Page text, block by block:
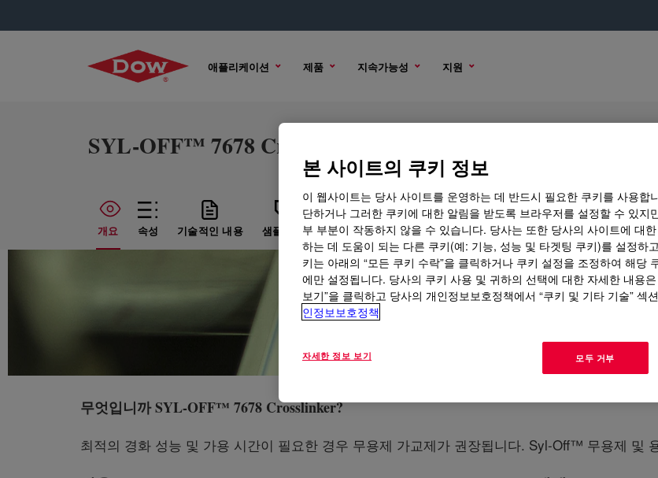
애플리케이션 제품 지속가능성 지원
SYL-OFF™ 7678 Crosslinker
개요 속성 기술적인 내용 샘플 옵션 구매 옵션
무엇입니까SYL-OFF™ 7678 Crosslinker?
최적의 경화 성능 및 가용 시간이 필요한 경우 무용제 가교제가 권장됩니다. Syl-Off™ 무용제 및
본 사이트의 쿠키 정보
이 웹사이트는 당사 사이트를 운영하는 데 반드시 필요한 쿠키를 사용합
단하거나 그러한 쿠키에 대한 알림을 받도록 브라우저를 설정할 수 있지
부 부분이 작동하지 않을 수 있습니다. 당사는 또한 당사의 사이트에 대
하는 데 도움이 되는 다른 쿠키(예: 기능, 성능 및 타겟팅 쿠키)를 설정하
키는 아래의 “모든 쿠키 수락”을 클릭하거나 쿠키 설정을 조정하여 해당
에만 설정됩니다. 당사의 쿠키 사용 및 귀하의 선택에 대한 자세한 내용
보기”을 클릭하고 당사의 개인정보보호정책에서 “쿠키 및 기타 기술” 섹
인정보보호정책
자세한 정보 보기 모두 거부